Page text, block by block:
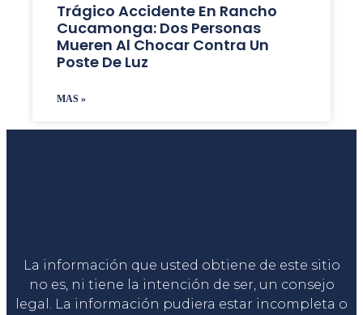
Trágico Accidente En Rancho
Cucamonga: Dos Personas
Mueren Al Chocar Contra Un
Poste De Luz
MAS »
La información que usted obtiene de este sitio
no es, ni tiene la intención de ser, un consejo
legal. La información pudiera estar incompleta o